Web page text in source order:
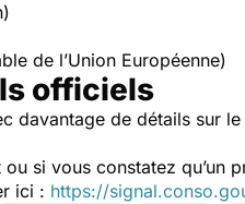
de l’Union Européenne)
officiels
davantage de détails sur
si vous constatez
ici : https://